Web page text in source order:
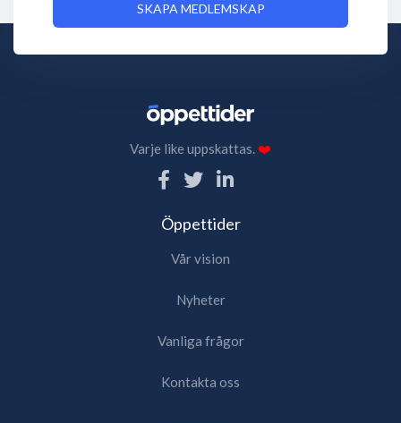
SKAPA MEDLEMSKAP
Varje like uppskattas.❤️
Öppettider
Vår vision
Nyheter
Vanliga frågor
Kontakta oss